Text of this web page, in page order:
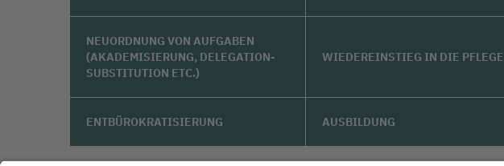
NEUORDNUNG VON AUFGABEN
(AKADEMISIERUNG, DELEGATION-
SUBSTITUTION ETC.)
WIEDEREINSTIEG IN DIE PFLEGE
ENTBÜROKRATISIERUNG AUSBILDUNG